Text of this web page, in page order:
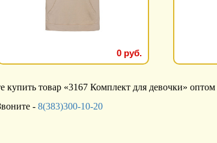
0 руб.
товар «3167 Комплект для девочки»
- 8(383)300-10-20